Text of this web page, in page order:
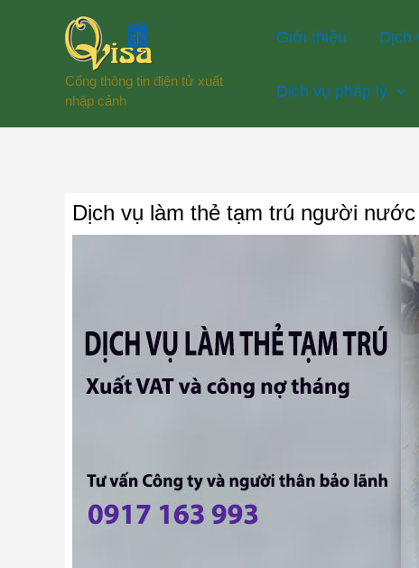
Cổng thông tin điện tử xuất
nhập cảnh
Giới thiệu Dịch
Dịch vụ pháp lý
Dịch vụ làm thẻ tạm trú người nước